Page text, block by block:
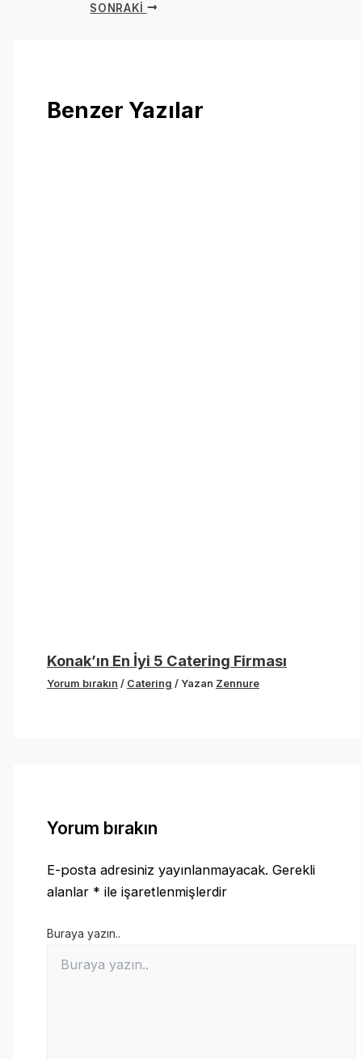
SONRAKI
Benzer Yazılar
Konak’ın En İyi 5 Catering Firması
Yorum bırakın / Catering / Yazan Zennure
Yorum bırakın
E-posta adresiniz yayınlanmayacak. Gerekli
alanlar * ile işaretlenmişlerdir
Buraya yazın..